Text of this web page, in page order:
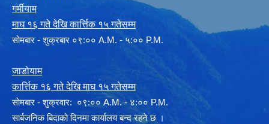
गर्मीयाम
माघ १६ गते देखि कार्त्तिक १५ गतेसम्म
सोमबार - शुक्रबार ०९:०० A.M. - ५:०० P.M.
जाडोयाम
कार्त्तिक १६ गते देखि माघ १५ गतेसम्म
साेमबार - शुक्रवार: ०९:०० A.M. - ४:०० P.M.
सार्बजनिक बिदाको दिनमा कार्यालय बन्द रहने छ ।